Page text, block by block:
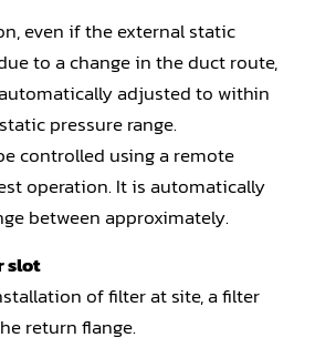
even if the external static
to a change in the duct route,
adjusted to within
pressure range.
controlled using a remote
operation. It is automatically
between approximately.
slot
of filter at site, a filter
return flange.